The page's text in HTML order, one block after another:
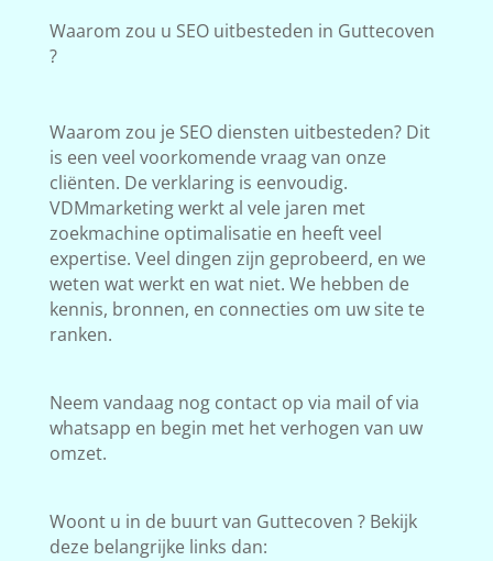
Waarom zou u SEO uitbesteden in Guttecoven
?
Waarom zou je SEO diensten uitbesteden? Dit
is een veel voorkomende vraag van onze
cliënten. De verklaring is eenvoudig.
VDMmarketing werkt al vele jaren met
zoekmachine optimalisatie en heeft veel
expertise. Veel dingen zijn geprobeerd, en we
weten wat werkt en wat niet. We hebben de
kennis, bronnen, en connecties om uw site te
ranken.
Neem vandaag nog contact op via mail of via
whatsapp en begin met het verhogen van uw
omzet.
Woont u in de buurt van Guttecoven ? Bekijk
deze belangrijke links dan: